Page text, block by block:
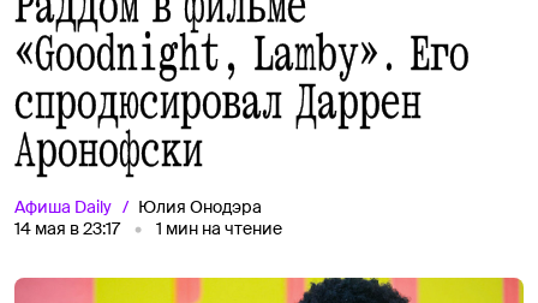
«Goodnight, Lamby». Его
спродюсировал Даррен
Аронофски
Афиша Daily
Юлия Онодэра
14 мая в 23:17
1 мин на чтение